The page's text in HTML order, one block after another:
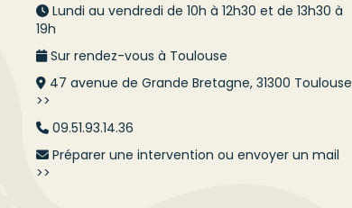
Lundi au vendredi de 10h à 12h30 et de 13h30 à
19h
Sur rendez-vous à Toulouse
47 avenue de Grande Bretagne, 31300 Toulouse
>>
09.51.93.14.36
Préparer une intervention ou envoyer un mail
>>